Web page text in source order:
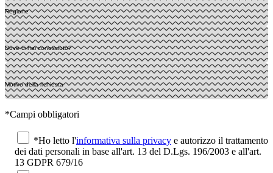
*Campi obbligatori
*Ho letto l'informativa sulla privacy e autorizzo il trattamento
dei dati personali in base all'art. 13 del D.Lgs. 196/2003 e all'art.
13 GDPR 679/16